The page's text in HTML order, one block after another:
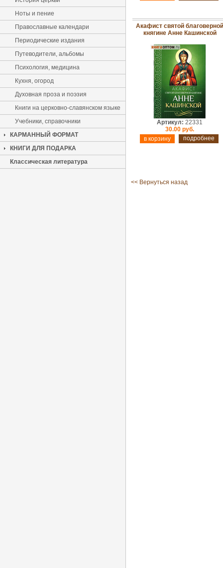
Ноты и пение
Православные календари
Периодические издания
Путеводители, альбомы
Психология, медицина
Кухня, огород
Духовная проза и поэзия
Книги на церковно-славянском языке
Учебники, справочники
КАРМАННЫЙ ФОРМАТ
КНИГИ ДЛЯ ПОДАРКА
Классическая литература
Акафист святой благоверной
княгине Анне Кашинской
Артикул: 22331
30.00 руб.
подробнее
<< Вернуться назад